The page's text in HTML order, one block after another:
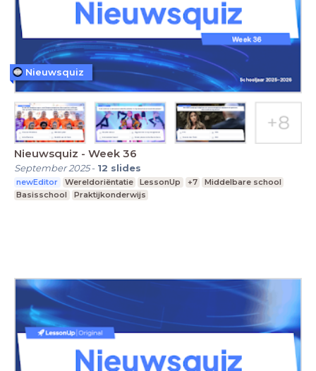
Nieuwsquiz - Week 36
September 2025- 12 slides
newEditor Wereldoriëntatie LessonUp +7
Middelbare school
Basisschool
Praktijkonderwijs
Nieuwsquiz